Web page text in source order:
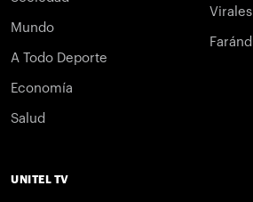
Mundo
A Todo Deporte
Economía
Salud
Virales
UNITEL TV